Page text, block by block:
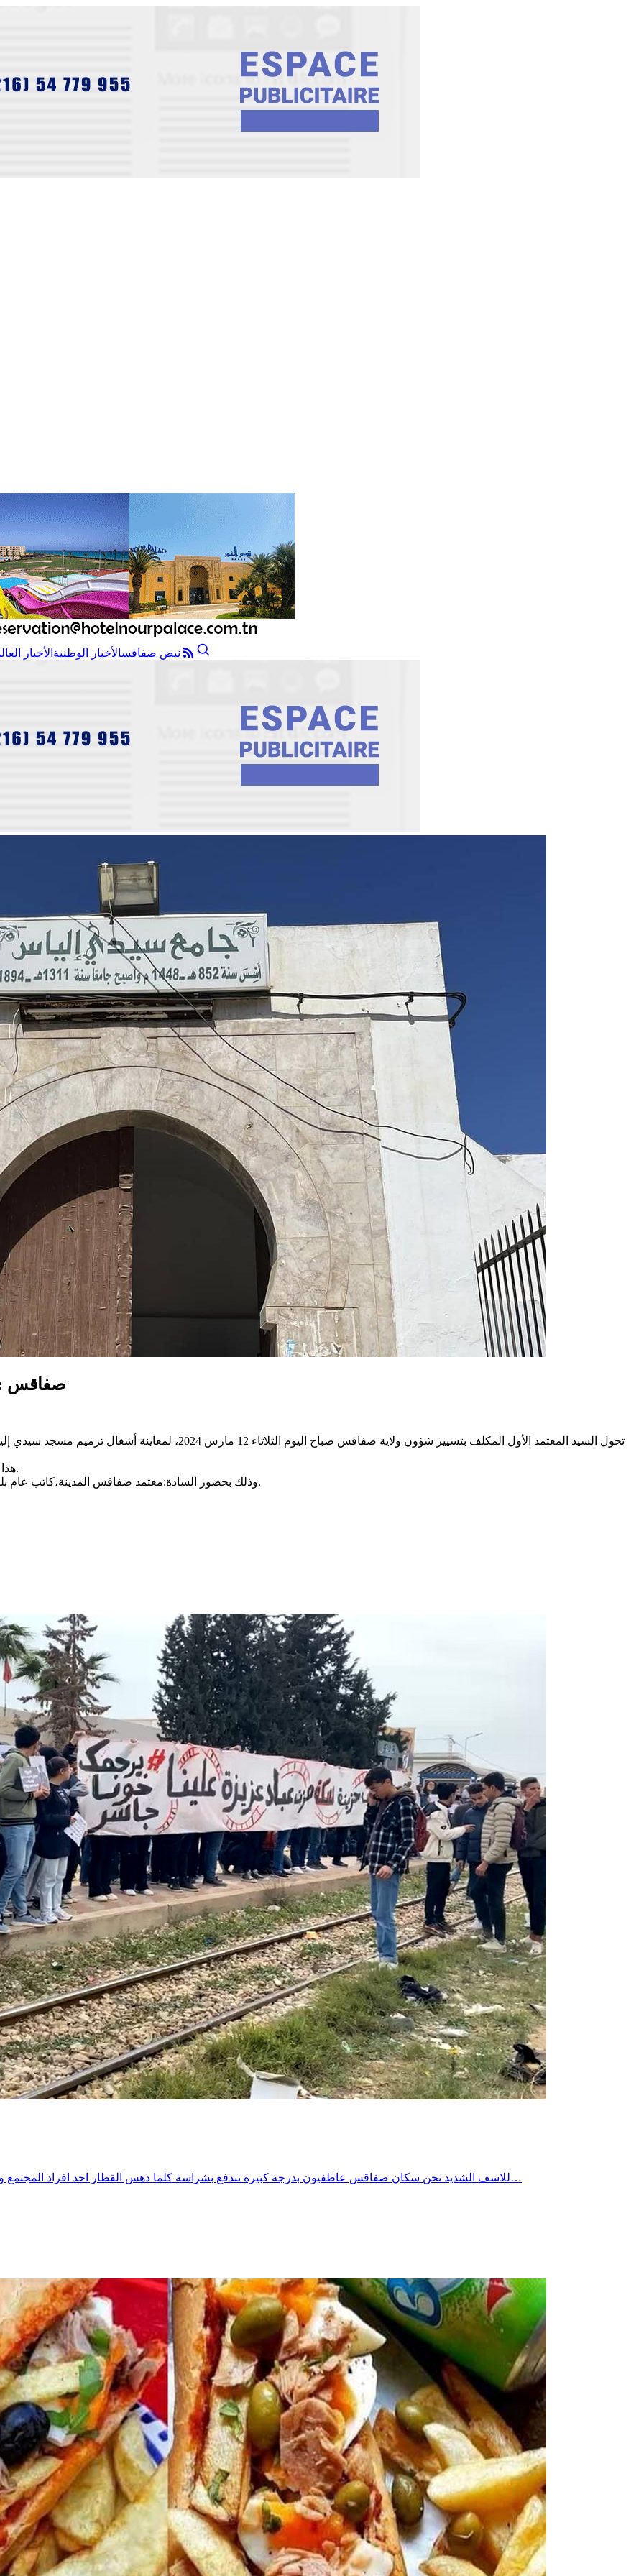
نبض صفاقسالأخبار الوطنية الأخبار
صفاقس :
هذا وقد أوصى السيّد المعتمد الأول بالتسريع في ترميمه في اقرب الآجال.
وذلك بحضور السادة:معتمد صفاقس المدينة،كاتب عام بلدية صفاقس،المديرة الجهوية للشؤون الدينيةوثلة من الإطارات الأمنية.
للاسف الشديد نحن سكان صفاقس عاطفيون بدرجة كبيرة نندفع بشراسة كلما دهس القطار احد افراد المجتمع ونصيح وننظم المسيرات ونحتج ونطالب ثمّ فجأة ننطفئ في لمح البصر…